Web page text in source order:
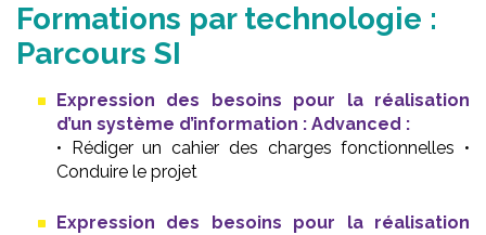
Formations par technologie :
Parcours SI
Expression des besoins pour la réalisation
d’un système d’information : Advanced :
• Rédiger un cahier des charges fonctionnelles •
Conduire le projet
Expression des besoins pour la réalisation